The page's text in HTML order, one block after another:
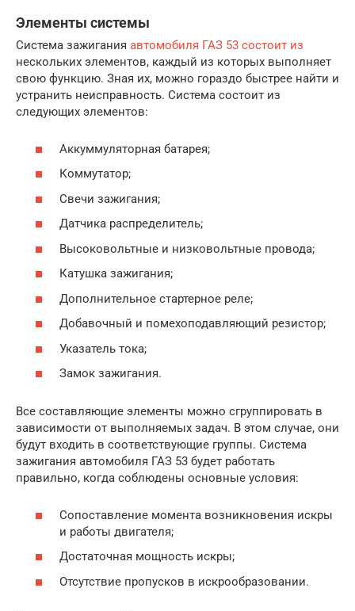
Элементы системы
Система зажигания автомобиля ГАЗ 53 состоит из
нескольких элементов, каждый из которых выполняет
свою функцию. Зная их, можно гораздо быстрее найти и
устранить неисправность. Система состоит из
следующих элементов:
Аккуммуляторная батарея;
Коммутатор;
Свечи зажигания;
Датчика распределитель;
Высоковольтные и низковольтные провода;
Катушка зажигания;
Дополнительное стартерное реле;
Добавочный и помехоподавляющий резистор;
Указатель тока;
Замок зажигания.
Все составляющие элементы можно сгруппировать в
зависимости от выполняемых задач. В этом случае, они
будут входить в соответствующие группы. Система
зажигания автомобиля ГАЗ 53 будет работать
правильно, когда соблюдены основные условия:
Сопоставление момента возникновения искры
и работы двигателя;
Достаточная мощность искры;
Отсутствие пропусков в искрообразовании.